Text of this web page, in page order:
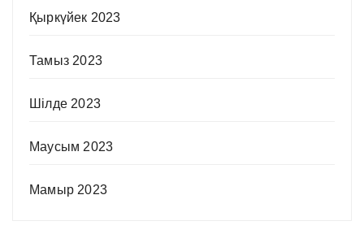
Қыркүйек 2023
Тамыз 2023
Шілде 2023
Маусым 2023
Мамыр 2023